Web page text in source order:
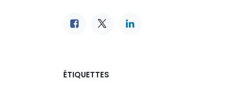
ÉTIQUETTES